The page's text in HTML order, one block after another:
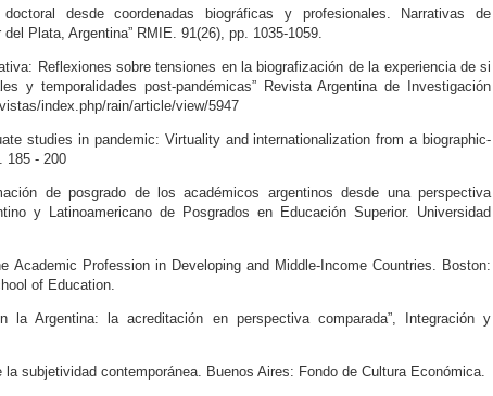
desde coordenadas biográficas y profesionales. Narrativas de
Plata, Argentina” RMIE. 91(26), pp. 1035-1059.
Reflexiones sobre tensiones en la biografización de la experiencia de si
y temporalidades post-pandémicas” Revista Argentina de Investigación
index.php/rain/article/view/5947
studies in pandemic: Virtuality and internationalization from a biographic-
185 - 200
de posgrado de los académicos argentinos desde una perspectiva
y Latinoamericano de Posgrados en Educación Superior. Universidad
Academic Profession in Developing and Middle-Income Countries. Boston:
of Education.
Argentina: la acreditación en perspectiva comparada”, Integración y
subjetividad contemporánea. Buenos Aires: Fondo de Cultura Económica.